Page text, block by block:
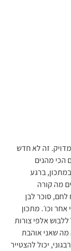
זה לא חדש
מהנים
ברגע
מה קורה
סוכר לבן
וכו׳. מתכון
אלפי צורות
מה שאני אוהבת
יכול להצטייר